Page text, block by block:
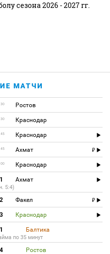
сезона 2026 - 2027 гг.
МАТЧИ
30 Ростов
30 Краснодар
45 Краснодар
45 Ахмат
00 Краснодар
Ахмат
5:4)
Факел
Краснодар
Балтика
по 35 минут
Ростов